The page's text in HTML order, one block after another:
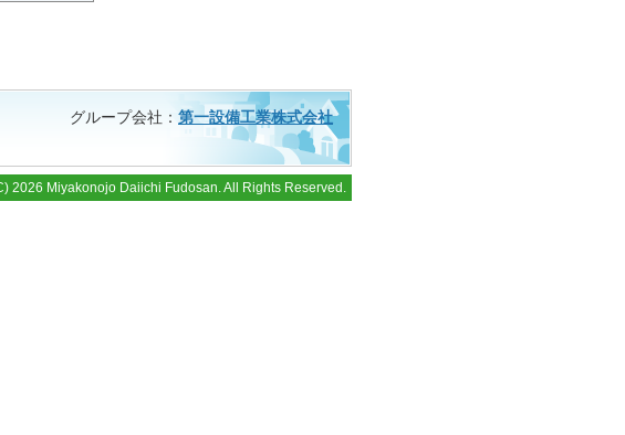
グループ会社： 第一設備工業株式会社
2026 Miyakonojo Daiichi Fudosan. All Rights Reserved.